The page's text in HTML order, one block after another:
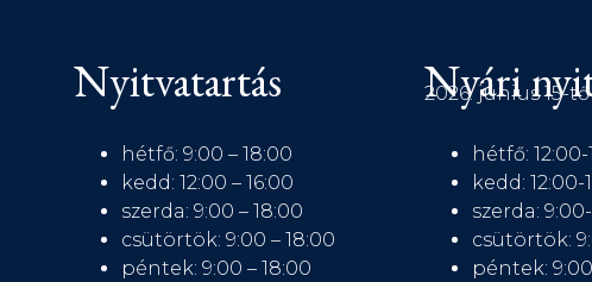
Nyitvatartás
hétfő: 9:00 – 18:00
kedd: 12:00 – 16:00
szerda: 9:00 – 18:00
csütörtök: 9:00 – 18:00
péntek: 9:00 – 18:00
Nyári
2026. június 15-
hétfő: 12:00-
kedd: 12:00-
szerda:
csütörtök:
péntek: